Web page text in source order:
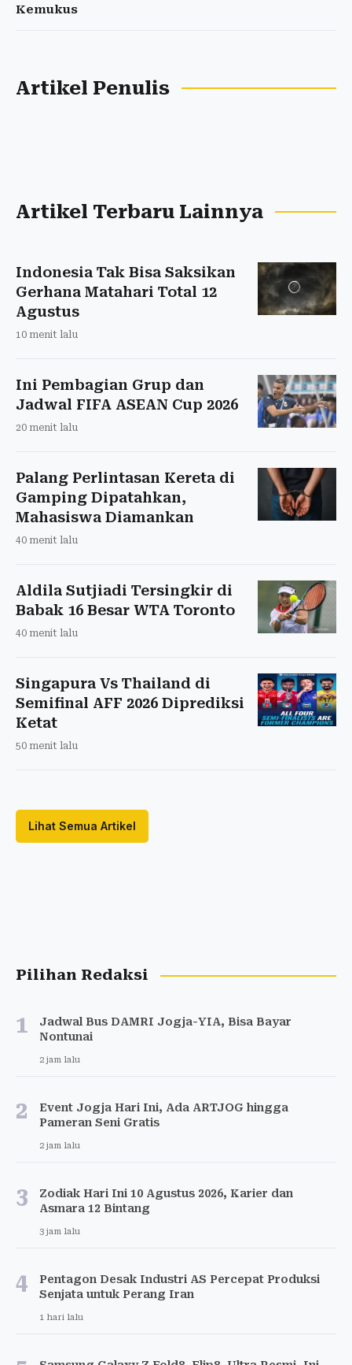
Kemukus
Artikel Penulis
Artikel Terbaru Lainnya
Indonesia Tak Bisa Saksikan
Gerhana Matahari Total 12
Agustus
10 menit lalu
Ini Pembagian Grup dan
Jadwal FIFA ASEAN Cup 2026
20 menit lalu
Palang Perlintasan Kereta di
Gamping Dipatahkan,
Mahasiswa Diamankan
40 menit lalu
Aldila Sutjiadi Tersingkir di
Babak 16 Besar WTA Toronto
40 menit lalu
Singapura Vs Thailand di
Semifinal AFF 2026 Diprediksi
Ketat
50 menit lalu
Lihat Semua Artikel
Pilihan Redaksi
1
Jadwal Bus DAMRI Jogja-YIA, Bisa Bayar
Nontunai
2 jam lalu
2
Event Jogja Hari Ini, Ada ARTJOG hingga
Pameran Seni Gratis
2 jam lalu
3
Zodiak Hari Ini 10 Agustus 2026, Karier dan
Asmara 12 Bintang
3 jam lalu
4
Pentagon Desak Industri AS Percepat Produksi
Senjata untuk Perang Iran
1 hari lalu